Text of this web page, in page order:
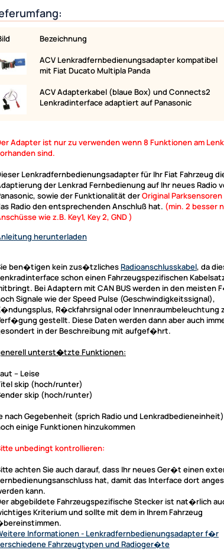
Bezeichnung
ACV Lenkradfernbedienungsadapter kompatibel
mit Fiat Ducato Multipla Panda
ACV Adapterkabel (blaue Box) und Connects2
Lenkradinterface adaptiert auf Panasonic
Adapter ist nur zu verwenden wenn 8 Funktionen am
sind.
Lenkradfernbedienungsadapter für Ihr Fiat Fahrzeug
der Lenkrad Fernbedienung auf Ihr neues Radio
sowie der Funktionalität derOriginal Parksensoren
Radio den entsprechenden Anschluß hat. (min. 2 besser
wie z.B. Key1, Key 2, GND )
herunterladen
ben�tigen kein zus�tzlichesRadioanschlusskabel, da
schon einen Fahrzeugspezifischen
Bei Adaptern mit CAN BUS werden in den meisten
Signale wie der Speed Pulse (Geschwindigkeitssignal),
R�ckfahrsignal oder Innenraumbeleuchtung
gestellt. Diese Daten werden dann aber auch
in der Beschreibung mit aufgef�hrt.
unterst�tzte Funktionen:
-- Leise
skip (hoch/runter)
skip (hoch/runter)
nach Gegebenheit (sprich Radio und
einige Funktionen hinzukommen
unbedingt kontrollieren:
achten Sie auch darauf, dass Ihr neues Ger�t einen
hat, damit das Interface dort
kann.
abgebildete Fahrzeugspezifische Stecker ist nat�rlich
Kriterium und sollte mit dem in Ihrem Fahrzeug
Informationen- Lenkradfernbedienungsadapter f�r
Fahrzeugtypen und Radioger�te